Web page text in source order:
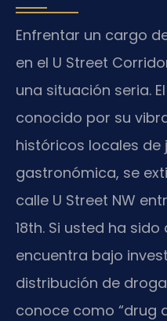
Enfrentar un cargo
en el U Street
una situación seria.
conocido por su
históricos locales de
gastronómica, se
calle U Street NW
18th. Si usted ha
encuentra bajo
distribución de
conoce como “drug